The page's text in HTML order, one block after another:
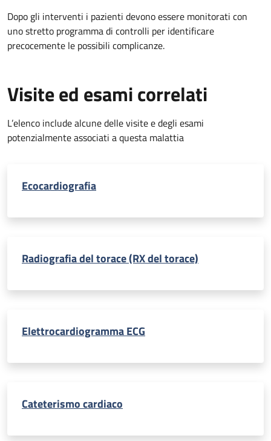
Dopo gli interventi i pazienti devono essere monitorati con
uno stretto programma di controlli per identificare
precocemente le possibili complicanze.
Visite ed esami correlati
L’elenco include alcune delle visite e degli esami
potenzialmente associati a questa malattia
Ecocardiografia
Radiografia del torace (RX del torace)
Elettrocardiogramma ECG
Cateterismo cardiaco